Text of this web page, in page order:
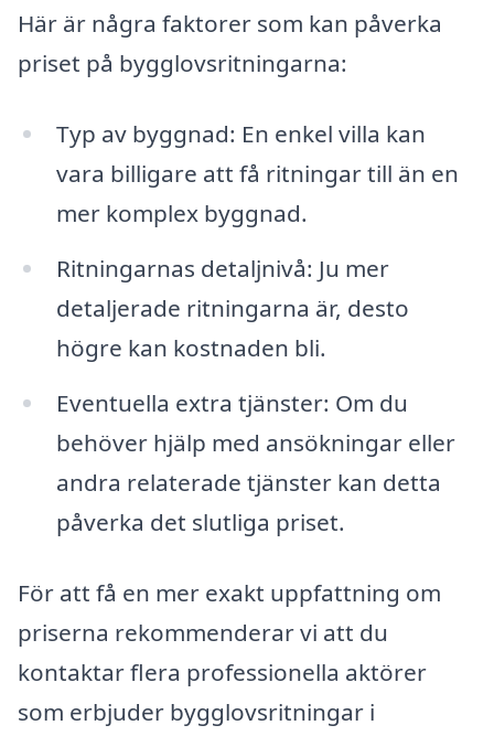
Här är några faktorer som kan påverka
priset på bygglovsritningarna:
Typ av byggnad: En enkel villa kan
vara billigare att få ritningar till än en
mer komplex byggnad.
Ritningarnas detaljnivå: Ju mer
detaljerade ritningarna är, desto
högre kan kostnaden bli.
Eventuella extra tjänster: Om du
behöver hjälp med ansökningar eller
andra relaterade tjänster kan detta
påverka det slutliga priset.
För att få en mer exakt uppfattning om
priserna rekommenderar vi att du
kontaktar flera professionella aktörer
som erbjuder bygglovsritningar i